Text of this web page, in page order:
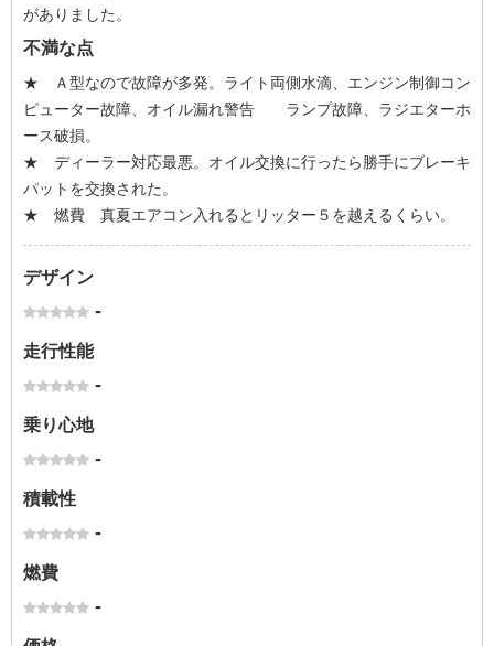
がありました。
不満な点
★ Ａ型なので故障が多発。ライト両側水滴、エンジン制御コン
ピューター故障、オイル漏れ警告 ランプ故障、ラジエターホ
ース破損。
★ ディーラー対応最悪。オイル交換に行ったら勝手にブレーキ
パットを交換された。
★ 燃費 真夏エアコン入れるとリッター５を越えるくらい。
デザイン
-
走行性能
-
乗り心地
-
積載性
-
燃費
-